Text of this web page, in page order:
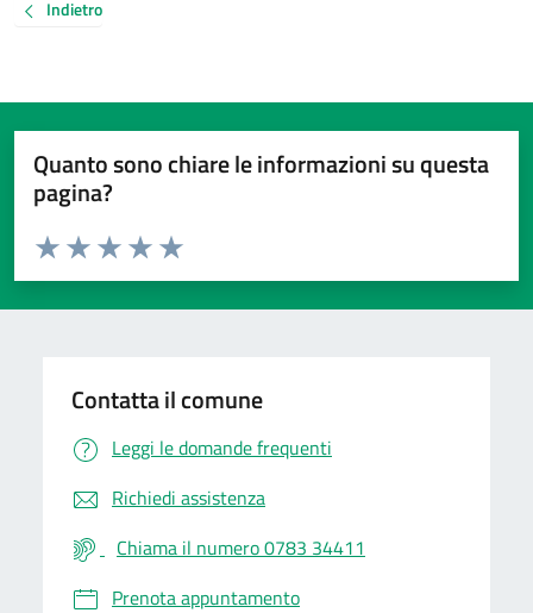
Indietro
Quanto sono chiare le informazioni su questa
pagina?
Valuta da 1 a 5 stelle la pagina
Valuta 5 stelle su 5
Valuta 4 stelle su 5
Valuta 3 stelle su 5
Valuta 2 stelle su 5
Valuta 1 stelle su 5
Contatta il comune
Leggi le domande frequenti
Richiedi assistenza
Chiama il numero 0783 34411
Prenota appuntamento